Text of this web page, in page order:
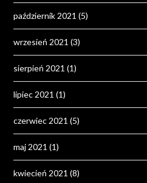
październik 2021 (5)
wrzesień 2021 (3)
sierpień 2021 (1)
lipiec 2021 (1)
czerwiec 2021 (5)
maj 2021 (1)
kwiecień 2021 (8)